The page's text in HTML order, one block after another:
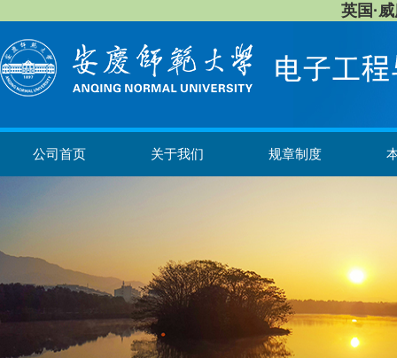
英国·
公司首页 关于我们 规章制度